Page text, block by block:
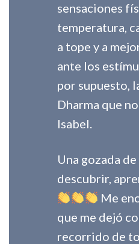
sensaciones
temperatura,
a tope y a
ante los
por supuesto,
Dharma que
Isabel.
Una gozada
descubrir,
Me
que me dejó
recorrido de